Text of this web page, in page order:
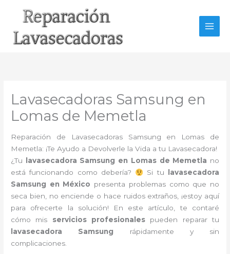
Lavasecadoras Samsung en
Lomas de Memetla
Reparación de Lavasecadoras Samsung en Lomas de
Memetla: ¡Te Ayudo a Devolverle la Vida a tu Lavasecadora!
¿Tu
lavasecadora Samsung en Lomas de Memetla no
está funcionando como debería?
Si tu
lavasecadora
Samsung en México presenta problemas como que no
seca bien, no enciende o hace ruidos extraños, ¡estoy aquí
para ofrecerte la solución! En este artículo, te contaré
cómo mis servicios profesionales pueden reparar tu
lavasecadora Samsung rápidamente y sin
complicaciones.